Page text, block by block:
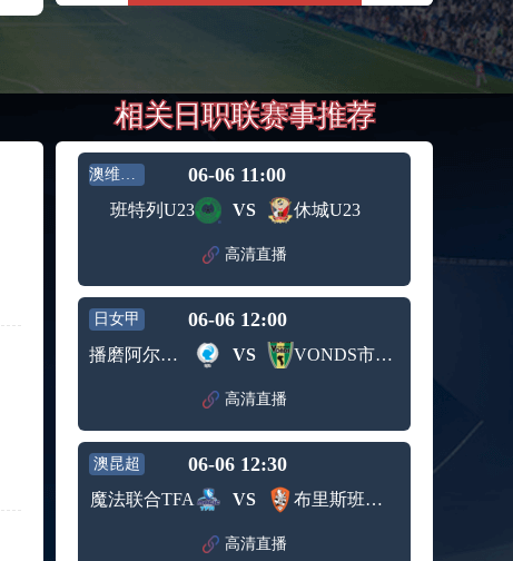
月14日
马公开
纳波利塔诺vs贾里 全场录像回放
男单第3
轮
标签： 2024年5
月11日
WTA1000
罗马大
师赛第3
轮
WTT沙特大满贯女单半决赛 陈梦vs早田希娜 全场录像回放
标签：
2024年5
月11日
WTT沙
贯女单
蒙泰罗vs凯茨曼诺维奇 全场录像回放
大师赛
轮
纳尔迪vs鲁内 全场录像回放
标签： 2024年5
月12日
ATP罗马
大师赛
男单第2
轮
萨卡里vs加里宁娜 全场录像回放
标签： 2024年5
WTA罗
马大师
赛女单
第3轮
吉隆vs卢布列夫 全场录像回放
月12日
ATP罗马
大师赛
轮
兹维列夫vs达德尔里 全场录像回放
标签： 2024年5
月13日
ATP罗马
大师赛
男单第3
轮
阿纳尔迪vs贾里 全场录像回放
ATP罗马
大师赛
相关日职联赛事推荐
澳维U23 06-06 11:00
班特列U23 VS 休城U23
高清直播
日女甲 06-06 12:00
播磨阿尔比恩女足 VS VONDS市原女足
高清直播
澳昆超 06-06 12:30
魔法联合TFA VS 布里斯班狮吼青年队
高清直播